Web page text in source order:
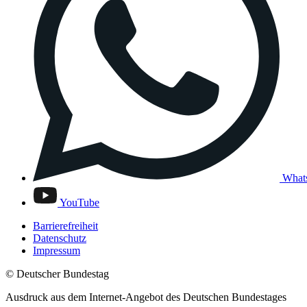
YouTube
Barrierefreiheit
Datenschutz
Impressum
© Deutscher Bundestag
Ausdruck aus dem Internet-Angebot des Deutschen Bundestages